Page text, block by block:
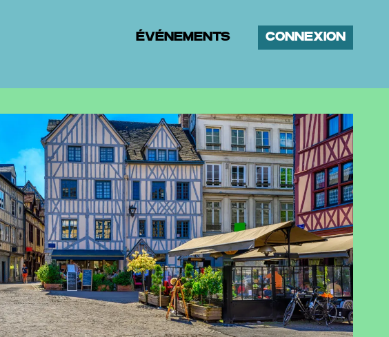
ÉVÉNEMENTS CONNEXION